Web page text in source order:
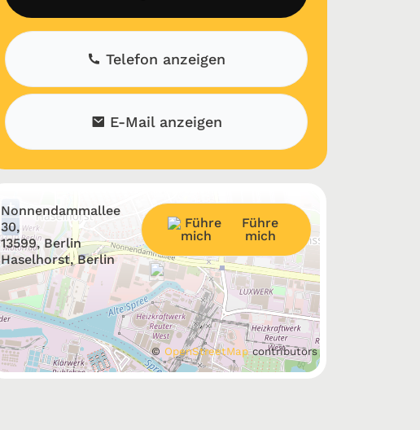
Telefon anzeigen
E-Mail anzeigen
+
−
© OpenStreetMapcontributors
Nonnendammallee
30,
13599, Berlin
Haselhorst, Berlin
Führe
mich